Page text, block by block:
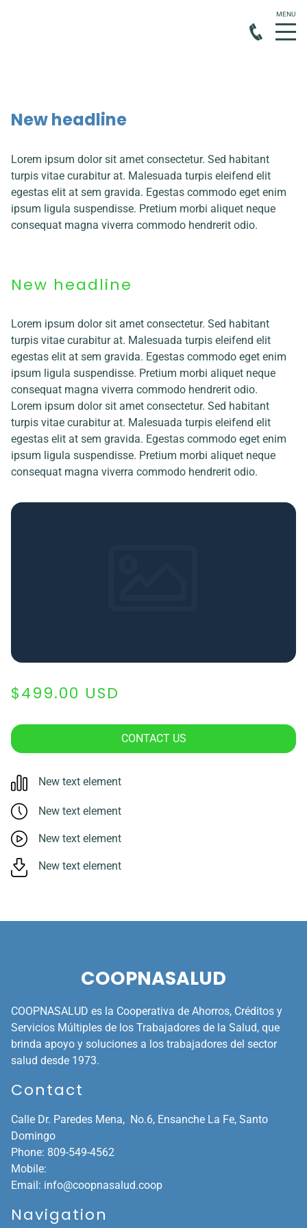
New headline
Lorem ipsum dolor sit amet consectetur. Sed habitant
turpis vitae curabitur at. Malesuada turpis eleifend elit
egestas elit at sem gravida. Egestas commodo eget enim
ipsum ligula suspendisse. Pretium morbi aliquet neque
consequat magna viverra commodo hendrerit odio.
New headline
Lorem ipsum dolor sit amet consectetur. Sed habitant
turpis vitae curabitur at. Malesuada turpis eleifend elit
egestas elit at sem gravida. Egestas commodo eget enim
ipsum ligula suspendisse. Pretium morbi aliquet neque
consequat magna viverra commodo hendrerit odio.
Lorem ipsum dolor sit amet consectetur. Sed habitant
turpis vitae curabitur at. Malesuada turpis eleifend elit
egestas elit at sem gravida. Egestas commodo eget enim
ipsum ligula suspendisse. Pretium morbi aliquet neque
consequat magna viverra commodo hendrerit odio.
$499.00 USD
CONTACT US
New text element
New text element
New text element
New text element
COOPNASALUD
COOPNASALUD es la Cooperativa de Ahorros, Créditos y
Servicios Múltiples de los Trabajadores de la Salud, que
brinda apoyo y soluciones a los trabajadores del sector
salud desde 1973.
Contact
Calle Dr. Paredes Mena, No.6, Ensanche La Fe, Santo
Domingo
Phone: 809-549-4562
Mobile:
Email: info@coopnasalud.coop
Navigation